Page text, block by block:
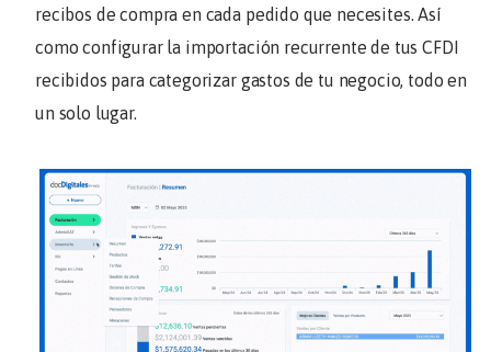
recibos de compra en cada pedido que necesites. Así
como configurar la importación recurrente de tus CFDI
recibidos para categorizar gastos de tu negocio, todo en
un solo lugar.